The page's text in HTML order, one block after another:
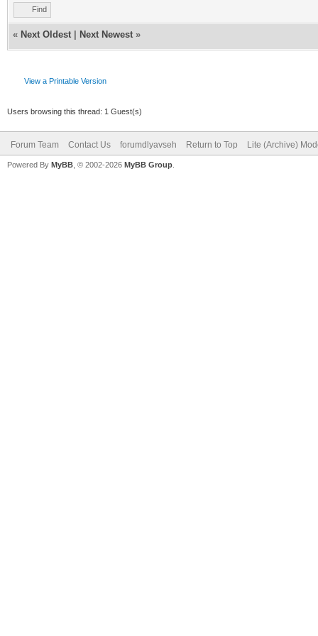
Find
« Next Oldest Next Newest »
View a Printable Version
Users browsing this thread: 1 Guest(s)
Forum Team Contact Us forumdlyavseh Return to Top Lite (Archive)
Powered By MyBB , © 2002-2026 MyBB Group